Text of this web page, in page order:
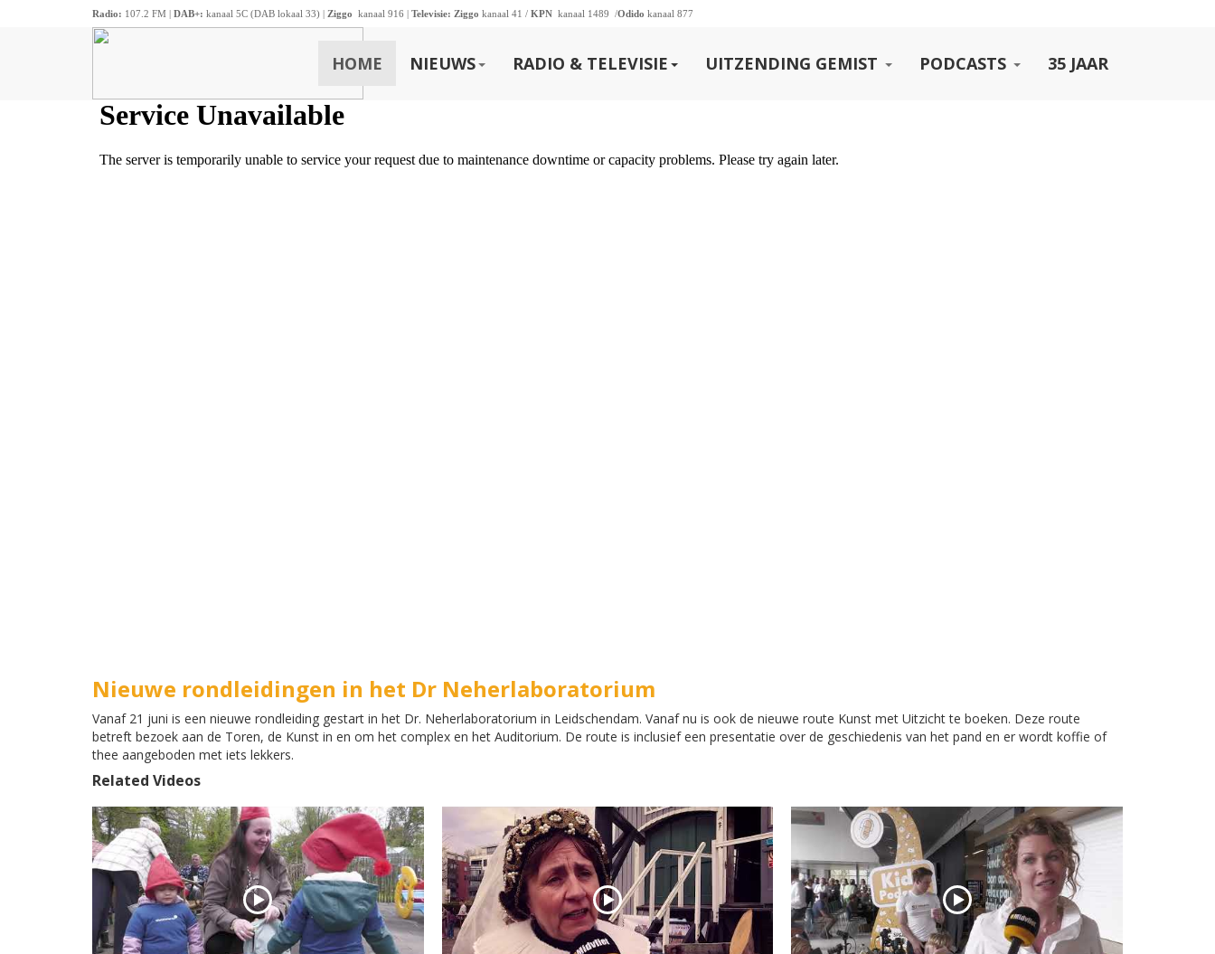
Radio: 107.2 FM | DAB+: kanaal 5C (DAB lokaal 33) | Ziggo kanaal 916 | Televisie: Ziggo kanaal 41 / KPN kanaal 1489 /Odido kanaal 877
HOME NIEUWS RADIO & TELEVISIE UITZENDING GEMIST PODCASTS 35 JAAR
Nieuwe rondleidingen in het Dr Neherlaboratorium
Vanaf 21 juni is een nieuwe rondleiding gestart in het Dr. Neherlaboratorium in Leidschendam. Vanaf nu is ook de nieuwe route Kunst met Uitzicht te boeken. Deze route
betreft bezoek aan de Toren, de Kunst in en om het complex en het Auditorium. De route is inclusief een presentatie over de geschiedenis van het pand en er wordt koffie of
thee aangeboden met iets lekkers.
Related Videos